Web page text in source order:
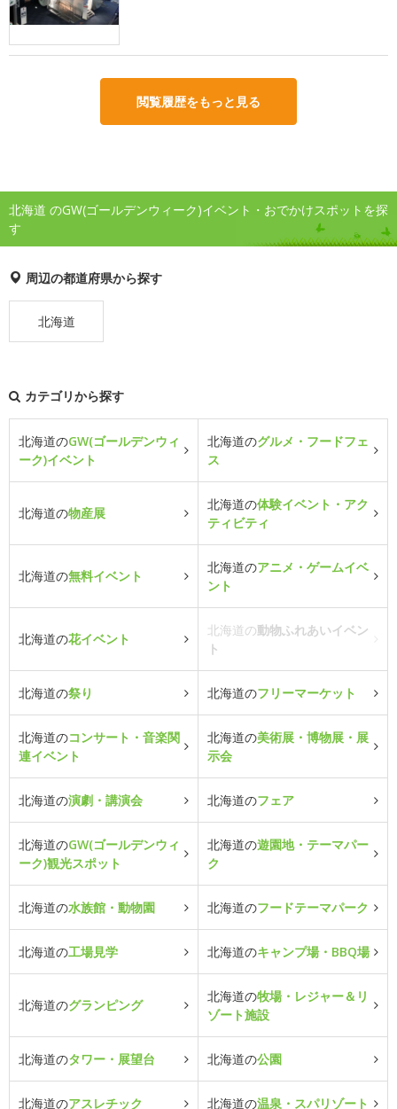
閲覧履歴をもっと見る
北海道 のGW(ゴールデンウィーク)イベント・おでかけスポットを探
す
周辺の都道府県から探す
北海道
カテゴリから探す
北海道のGW(ゴールデンウィ
ーク)イベント
北海道のグルメ・フードフェ
ス
北海道の物産展
北海道の体験イベント・アク
ティビティ
北海道の無料イベント
北海道のアニメ・ゲームイベ
ント
北海道の花イベント
北海道の動物ふれあいイベン
ト
北海道の祭り 北海道のフリーマーケット
北海道のコンサート・音楽関
連イベント
北海道の美術展・博物展・展
示会
北海道の演劇・講演会 北海道のフェア
北海道のGW(ゴールデンウィ
ーク)観光スポット
北海道の遊園地・テーマパー
ク
北海道の水族館・動物園 北海道のフードテーマパーク
北海道の工場見学 北海道のキャンプ場・BBQ場
北海道のグランピング
北海道の牧場・レジャー＆リ
ゾート施設
北海道のタワー・展望台 北海道の公園
北海道のアスレチック 北海道の温泉・スパリゾート